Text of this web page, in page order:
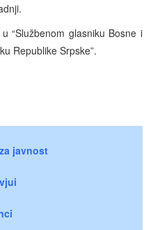
“Službenom glasniku Bosne i
Republike Srpske”.
javnost